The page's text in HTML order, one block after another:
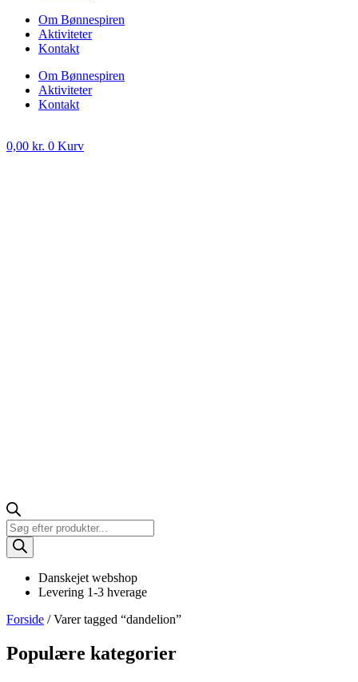
Om Bønnespiren
Aktiviteter
Kontakt
Om Bønnespiren
Aktiviteter
Kontakt
0,00 kr. 0 Kurv
Products
search
Danskejet webshop
Levering 1-3 hverage
Forside / Varer tagged “dandelion”
Populære kategorier